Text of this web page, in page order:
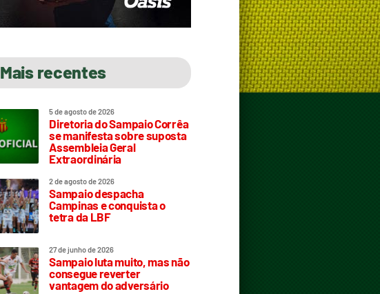
Mais recentes
5 de agosto de 2026
Diretoria do Sampaio Corrêa
se manifesta sobre suposta
Assembleia Geral
Extraordinária
2 de agosto de 2026
Sampaio despacha
Campinas e conquista o
tetra da LBF
27 de junho de 2026
Sampaio luta muito, mas não
consegue reverter
vantagem do adversário